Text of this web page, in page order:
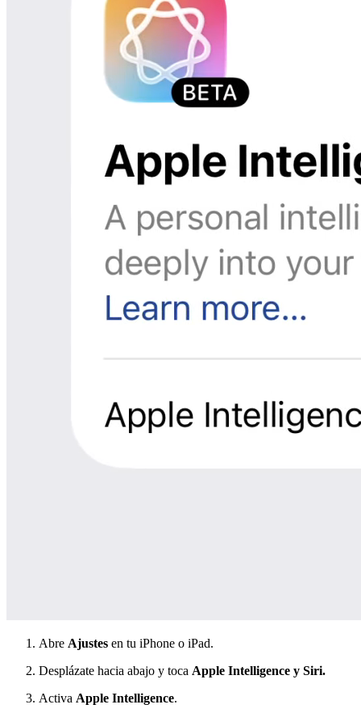
Abre Ajustes en tu iPhone o iPad.
Desplázate hacia abajo y toca Apple Intelligence y Siri.
Activa Apple Intelligence.